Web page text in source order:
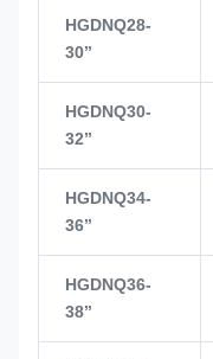
HGDNQ28-
30’’
HGDNQ30-
32’’
HGDNQ34-
36’’
HGDNQ36-
38’’